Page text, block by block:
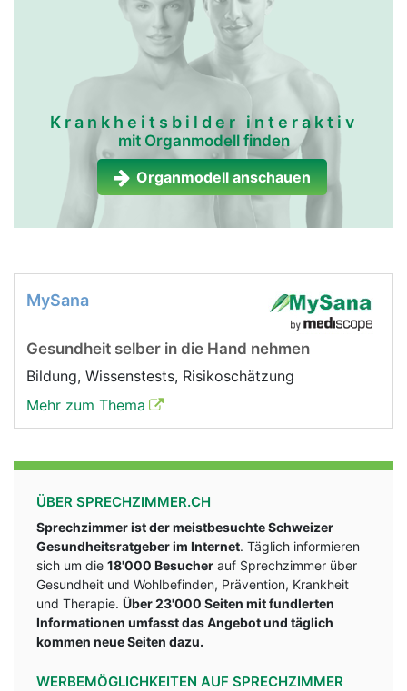
Krankheitsbilder interaktiv
mit Organmodell finden
Organmodell anschauen
MySana
Gesundheit selber in die Hand nehmen
Bildung, Wissenstests, Risikoschätzung
Mehr zum Thema
ÜBER SPRECHZIMMER.CH
Sprechzimmer ist der meistbesuchte Schweizer
Gesundheitsratgeber im Internet. Täglich informieren
sich um die 18'000 Besucher auf Sprechzimmer über
Gesundheit und Wohlbefinden, Prävention, Krankheit
und Therapie. Über 23'000 Seiten mit fundlerten
Informationen umfasst das Angebot und täglich
kommen neue Seiten dazu.
WERBEMÖGLICHKEITEN AUF SPRECHZIMMER